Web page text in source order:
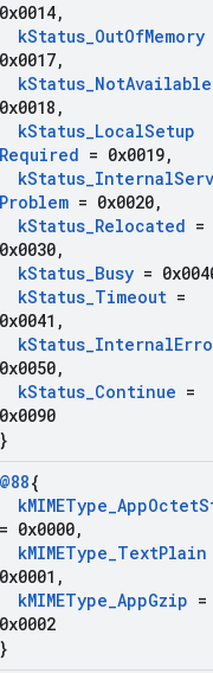
0x0014,
kStatus_OutOfMemory
0x0017,
kStatus_NotAvailable
0x0018 ,
kStatus_LocalSetup
Required = 0x0019,
kStatus_Internal
Problem = 0x0020,
kStatus_Relocated =
0x0030,
kStatus_Busy =
kStatus_Timeout =
0x0041 ,
kStatus_Internal
0x0050,
kStatus_Continue =
0x0090
}
@88{
kMIMEType_AppOctet
= 0x0000,
kMIMEType_TextPlain
0x0001 ,
kMIMEType_AppGzip =
0x0002
}